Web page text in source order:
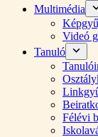
Multimédia
Videó
Tanuló
Félévi